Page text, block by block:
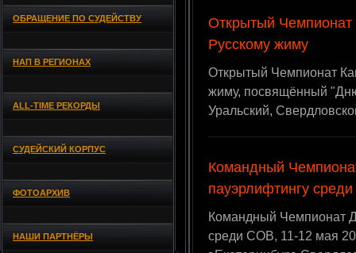
ОБРАЩЕНИЕ ПО СУДЕЙСТВУ
НАП В РЕГИОНАХ
ALL-TIME РЕКОРДЫ
СУДЕЙСКИЙ КОРПУС
ФОТОАРХИВ
НАШИ ПАРТНЁРЫ
Открытый Чемпионат
Русскому жиму
Открытый Чемпионат
жиму, посвящённый
Уральский,
Командный
пауэрлифтингу
Командный Чемпионат
среди СОВ, 11-12 мая